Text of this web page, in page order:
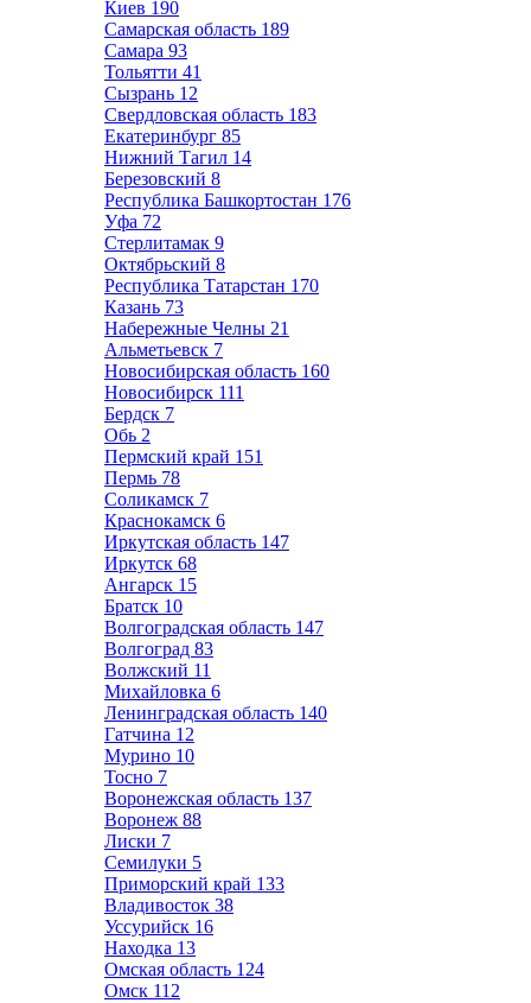
Киев 190
Самарская область 189
Самара 93
Тольятти 41
Сызрань 12
Свердловская область 183
Екатеринбург 85
Нижний Тагил 14
Березовский 8
Республика Башкортостан 176
Уфа 72
Стерлитамак 9
Октябрьский 8
Республика Татарстан 170
Казань 73
Набережные Челны 21
Альметьевск 7
Новосибирская область 160
Новосибирск 111
Бердск 7
Обь 2
Пермский край 151
Пермь 78
Соликамск 7
Краснокамск 6
Иркутская область 147
Иркутск 68
Ангарск 15
Братск 10
Волгоградская область 147
Волгоград 83
Волжский 11
Михайловка 6
Ленинградская область 140
Гатчина 12
Мурино 10
Тосно 7
Воронежская область 137
Воронеж 88
Лиски 7
Семилуки 5
Приморский край 133
Владивосток 38
Уссурийск 16
Находка 13
Омская область 124
Омск 112